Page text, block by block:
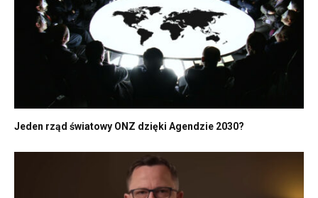
Jeden rząd światowy ONZ dzięki Agendzie 2030?